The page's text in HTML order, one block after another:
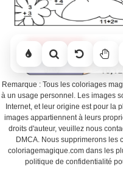
Remarque : Tous les coloriages
à un usage personnel. Les images
Internet, et leur origine est pour la
images appartiennent à leurs
droits d'auteur, veuillez nous
DMCA. Nous supprimerons les
coloriagemagique.com dans les
politique de confidentialité